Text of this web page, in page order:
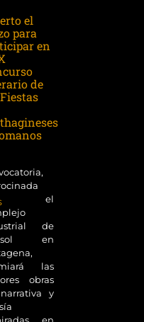
el
para
en
de
el
de
en
las
obras
y